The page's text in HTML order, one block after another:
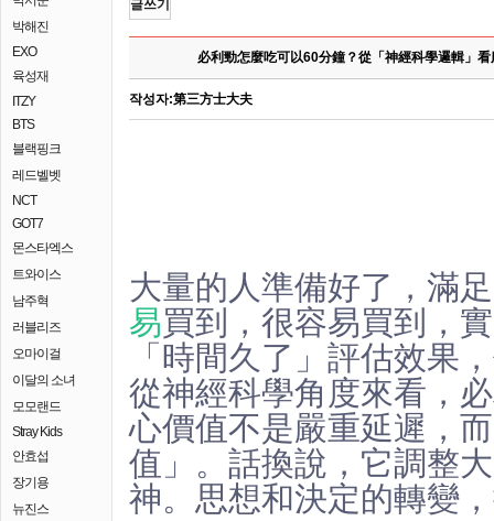
박해진
EXO
육성재
ITZY
BTS
블랙핑크
레드벨벳
NCT
GOT7
몬스타엑스
트와이스
남주혁
러블리즈
오마이걸
이달의 소녀
모모랜드
Stray Kids
안효섭
장기용
뉴진스
글쓰기
必利勁怎麼吃可以60分鐘？從「神經科學邏輯」
작성자:第三方士大夫
大量的人準備好了，滿足
易買到，很容易買到，
「時間久了」評估效果
從神經科學角度來看，
心價值不是嚴重延遲，
值」。話換說，它調整
神。思想和決定的轉變